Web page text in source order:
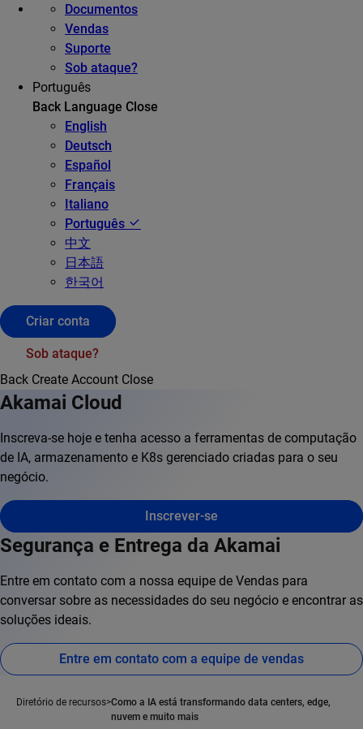
Documentos
Vendas
Suporte
Sob ataque?
Português
Back Language Close
English
Deutsch
Español
Français
Italiano
Português
中文
日本語
한국어
Criar conta
Sob ataque?
Back Create Account Close
Akamai Cloud
Inscreva-se hoje e tenha acesso a ferramentas de computação
de IA, armazenamento e K8s gerenciado criadas para o seu
negócio.
Inscrever-se
Segurança e Entrega da Akamai
Entre em contato com a nossa equipe de Vendas para
conversar sobre as necessidades do seu negócio e encontrar as
soluções ideais.
Entre em contato com a equipe de vendas
Diretório de recursos Como a IA está transformando data centers, edge,
nuvem e muito mais